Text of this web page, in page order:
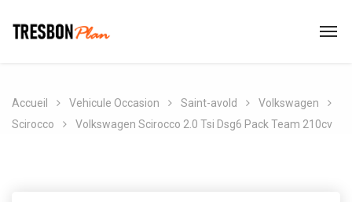
Accueil Vehicule Occasion Saint-avold
Volkswagen
Scirocco
Volkswagen Scirocco 2.0 Tsi Dsg6 Pack Team 210cv